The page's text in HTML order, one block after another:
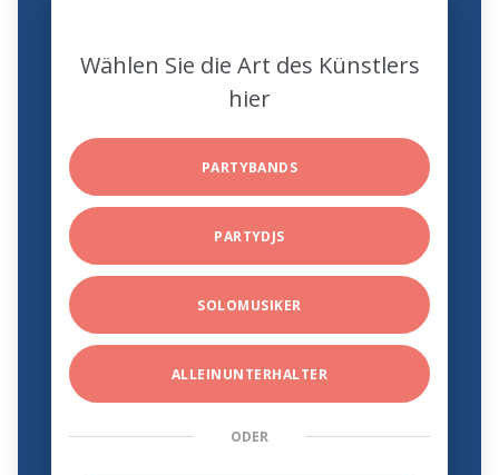
Wählen Sie die Art des Künstlers
hier
PARTYBANDS
PARTYDJS
SOLOMUSIKER
ALLEINUNTERHALTER
ODER